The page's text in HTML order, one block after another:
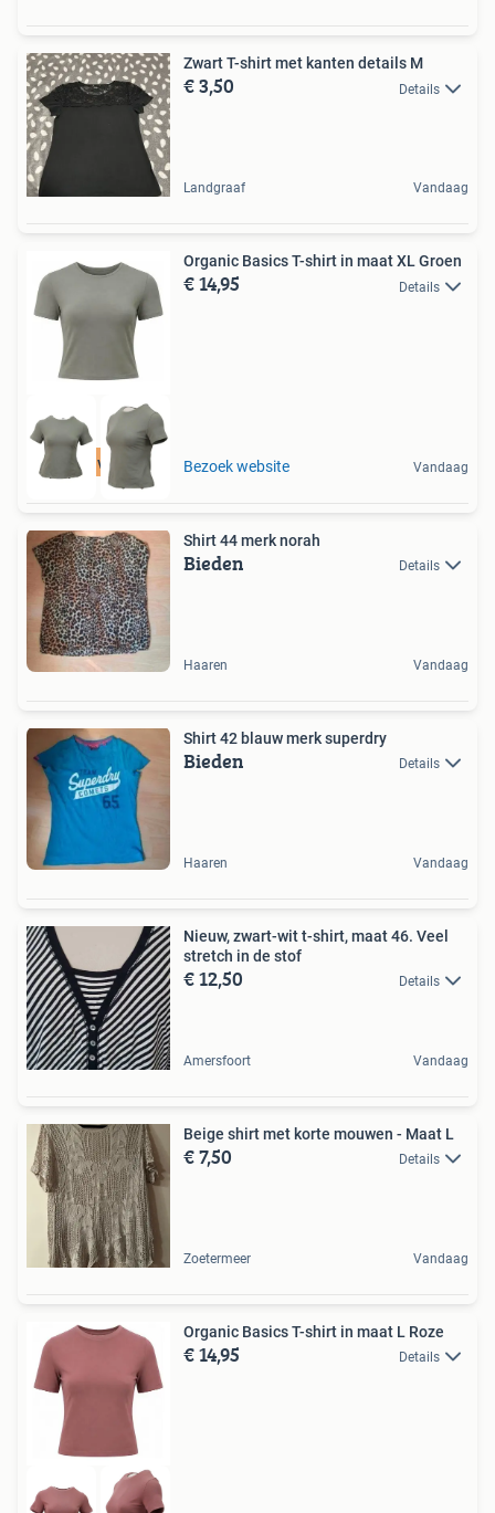
Zwart T-shirt met kanten details M
€ 3,50 Details
Landgraaf Vandaag
Tot 75% voordeel
Organic Basics T-shirt in maat XL Groen
€ 14,95 Details
Bezoek website Vandaag
Shirt 44 merk norah
Bieden Details
Haaren Vandaag
Shirt 42 blauw merk superdry
Bieden Details
Haaren Vandaag
Nieuw, zwart-wit t-shirt, maat 46. Veel
stretch in de stof
€ 12,50 Details
Amersfoort Vandaag
Beige shirt met korte mouwen - Maat L
€ 7,50 Details
Zoetermeer Vandaag
Organic Basics T-shirt in maat L Roze
€ 14,95 Details